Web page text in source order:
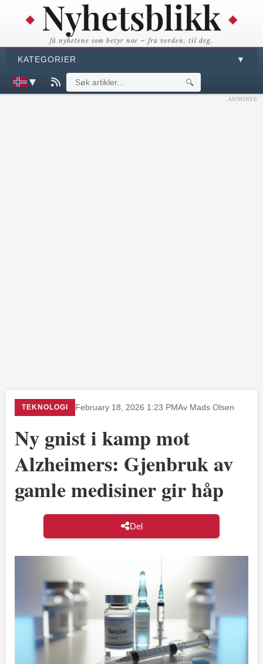
få nyhetene som betyr noe – fra verden, til deg.
KATEGORIER ▼
▼ 🔍
ANNONSE
TEKNOLOGI February 18, 2026 1:23 PMAv Mads Olsen
Ny gnist i kamp mot
Alzheimers: Gjenbruk av
gamle medisiner gir håp
Del